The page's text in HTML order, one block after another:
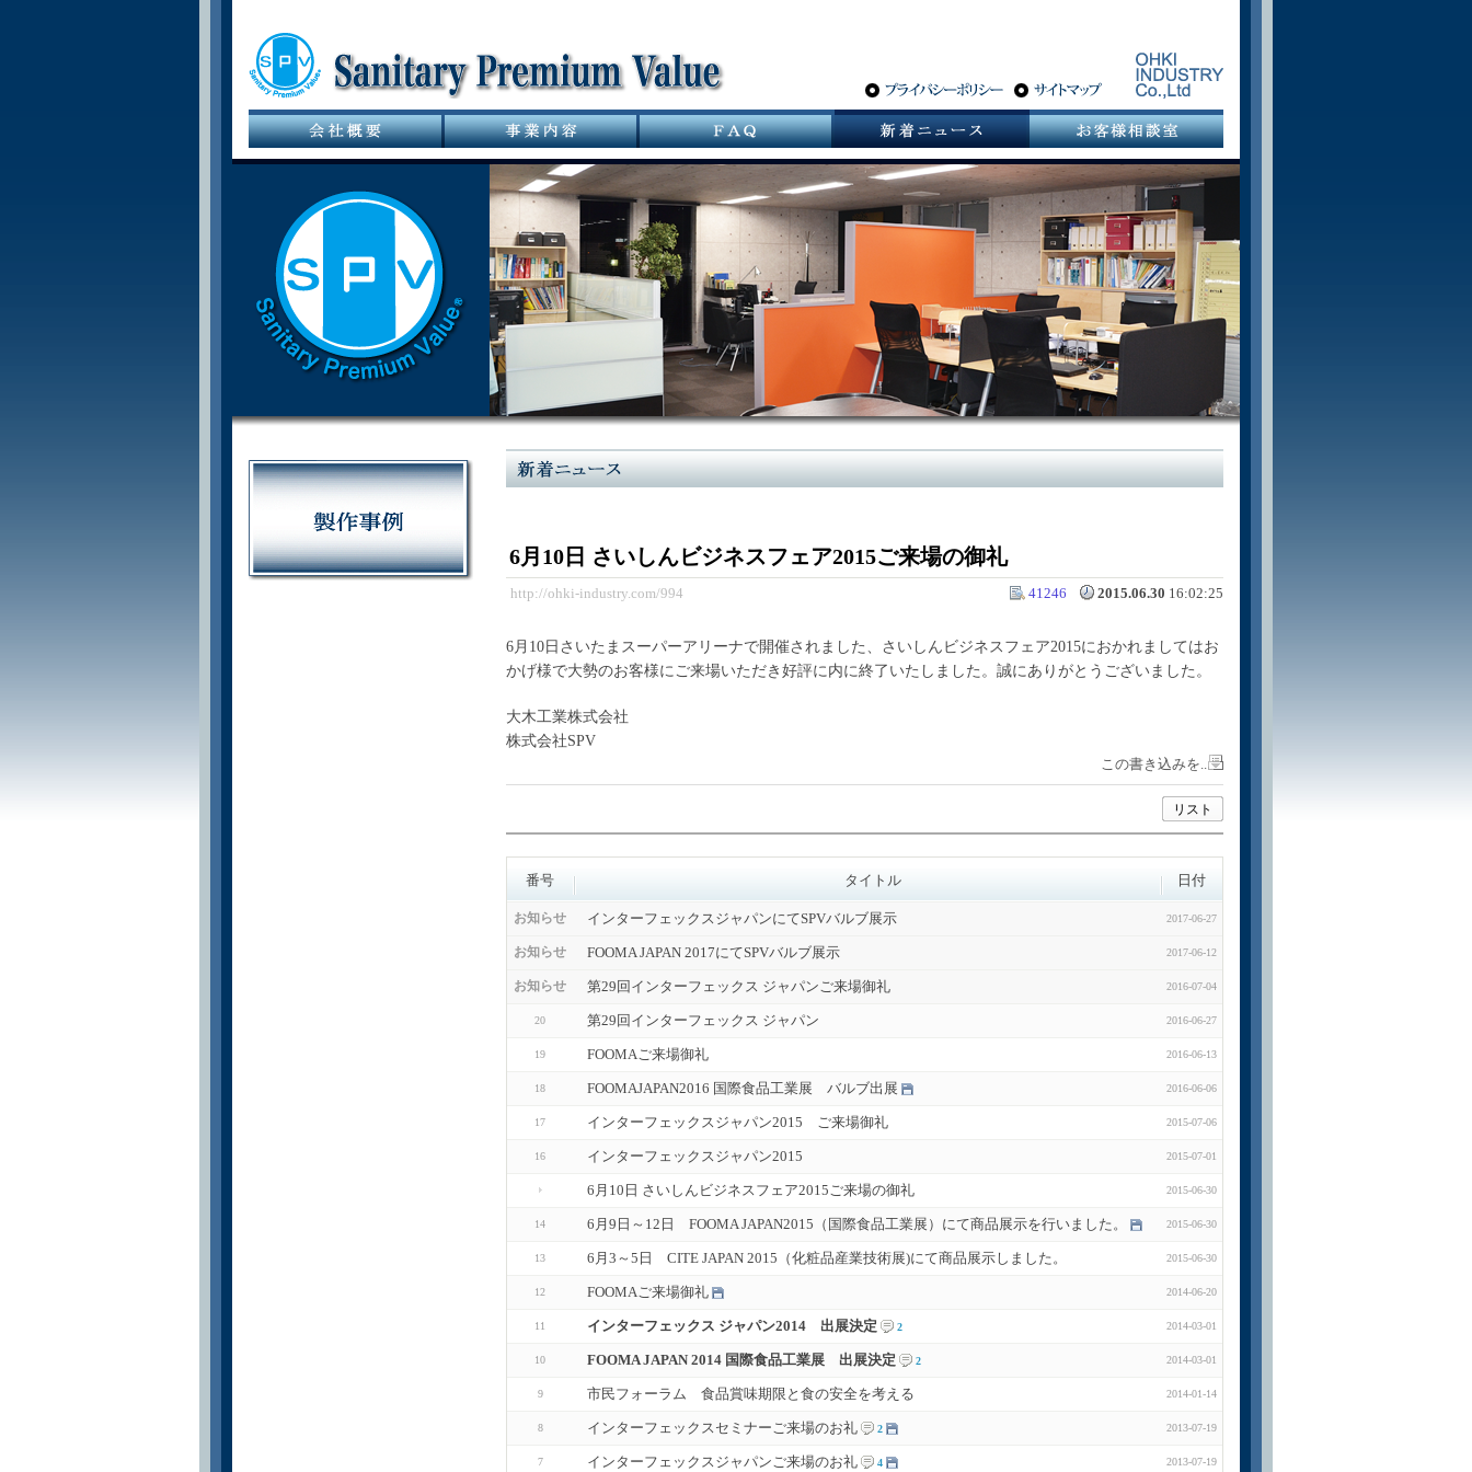
6月10日 さいしんビジネスフェア2015ご来場の御礼
http://ohki-industry.com/994 2015.06.30 16:02:25
41246
6月10日さいたまスーパーアリーナで開催されました、さいしんビジネスフェア2015におかれましてはお
かげ様で大勢のお客様にご来場いただき好評に内に終了いたしました。誠にありがとうございました。
大木工業株式会社
株式会社SPV
この書き込みを..
リスト
番号 タイトル 日付
お知らせ インターフェックスジャパンにてSPVバルブ展示 2017-06-27
お知らせ FOOMA JAPAN 2017にてSPVバルブ展示 2017-06-12
お知らせ 第29回インターフェックス ジャパンご来場御礼 2016-07-04
20 第29回インターフェックス ジャパン 2016-06-27
19 FOOMAご来場御礼 2016-06-13
18 FOOMAJAPAN2016 国際食品工業展 バルブ出展 2016-06-06
17 インターフェックスジャパン2015 ご来場御礼 2015-07-06
16 インターフェックスジャパン2015 2015-07-01
6月10日 さいしんビジネスフェア2015ご来場の御礼 2015-06-30
14 6月9日～12日 FOOMA JAPAN2015（国際食品工業展）にて商品展示を行いました。 2015-06-30
13 6月3～5日 CITE JAPAN 2015（化粧品産業技術展)にて商品展示しました。 2015-06-30
12 FOOMAご来場御礼 2014-06-20
11 インターフェックス ジャパン2014 出展決定 2 2014-03-01
10 FOOMA JAPAN 2014 国際食品工業展 出展決定 2 2014-03-01
9 市民フォーラム 食品賞味期限と食の安全を考える 2014-01-14
8 インターフェックスセミナーご来場のお礼 2 2013-07-19
7 インターフェックスジャパンご来場のお礼 4 2013-07-19